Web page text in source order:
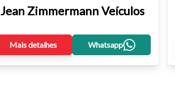
Jean Zimmermann Veículos
Mais detalhes Whatsapp